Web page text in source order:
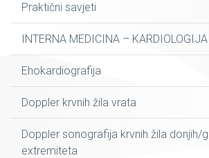
Praktični savjeti
INTERNA MEDICINA –
Ehokardiografija
Doppler krvnih žila vrata
Doppler sonografija krvnih žila donjih/
extremiteta